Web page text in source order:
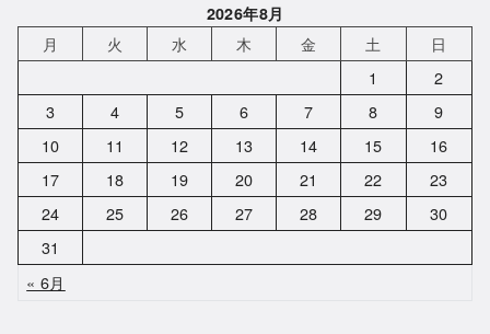
2026年8月
月 火 水 木 金 土
日
1
2
3
4 5 6 7 8
9
10
11 12 13 14 15
16
17
18 19 20 21 22
23
24
25 26 27 28 29
30
31
« 6月